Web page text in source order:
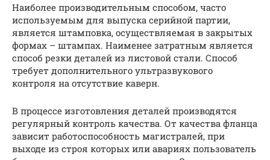
Наиболее производительным способом, часто
используемым для выпуска серийной партии,
является штамповка, осуществляемая в закрытых
формах – штампах. Наименее затратным является
способ резки деталей из листовой стали. Способ
требует дополнительного ультразвукового
контроля на отсутствие каверн.
В процессе изготовления деталей производятся
регулярный контроль качества. От качества фланца
зависит работоспособность магистралей, при
выходе из строя которых или авариях пользователь